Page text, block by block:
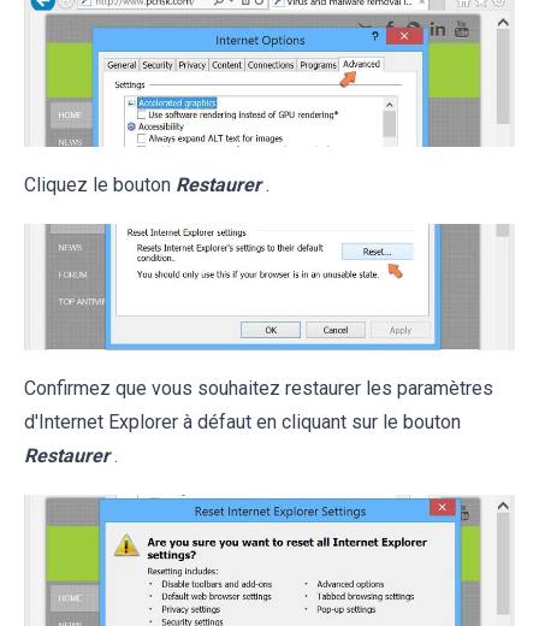
Cliquez le bouton Restaurer .
Confirmez que vous souhaitez restaurer les paramètres
d'Internet Explorer à défaut en cliquant sur le bouton
Restaurer .